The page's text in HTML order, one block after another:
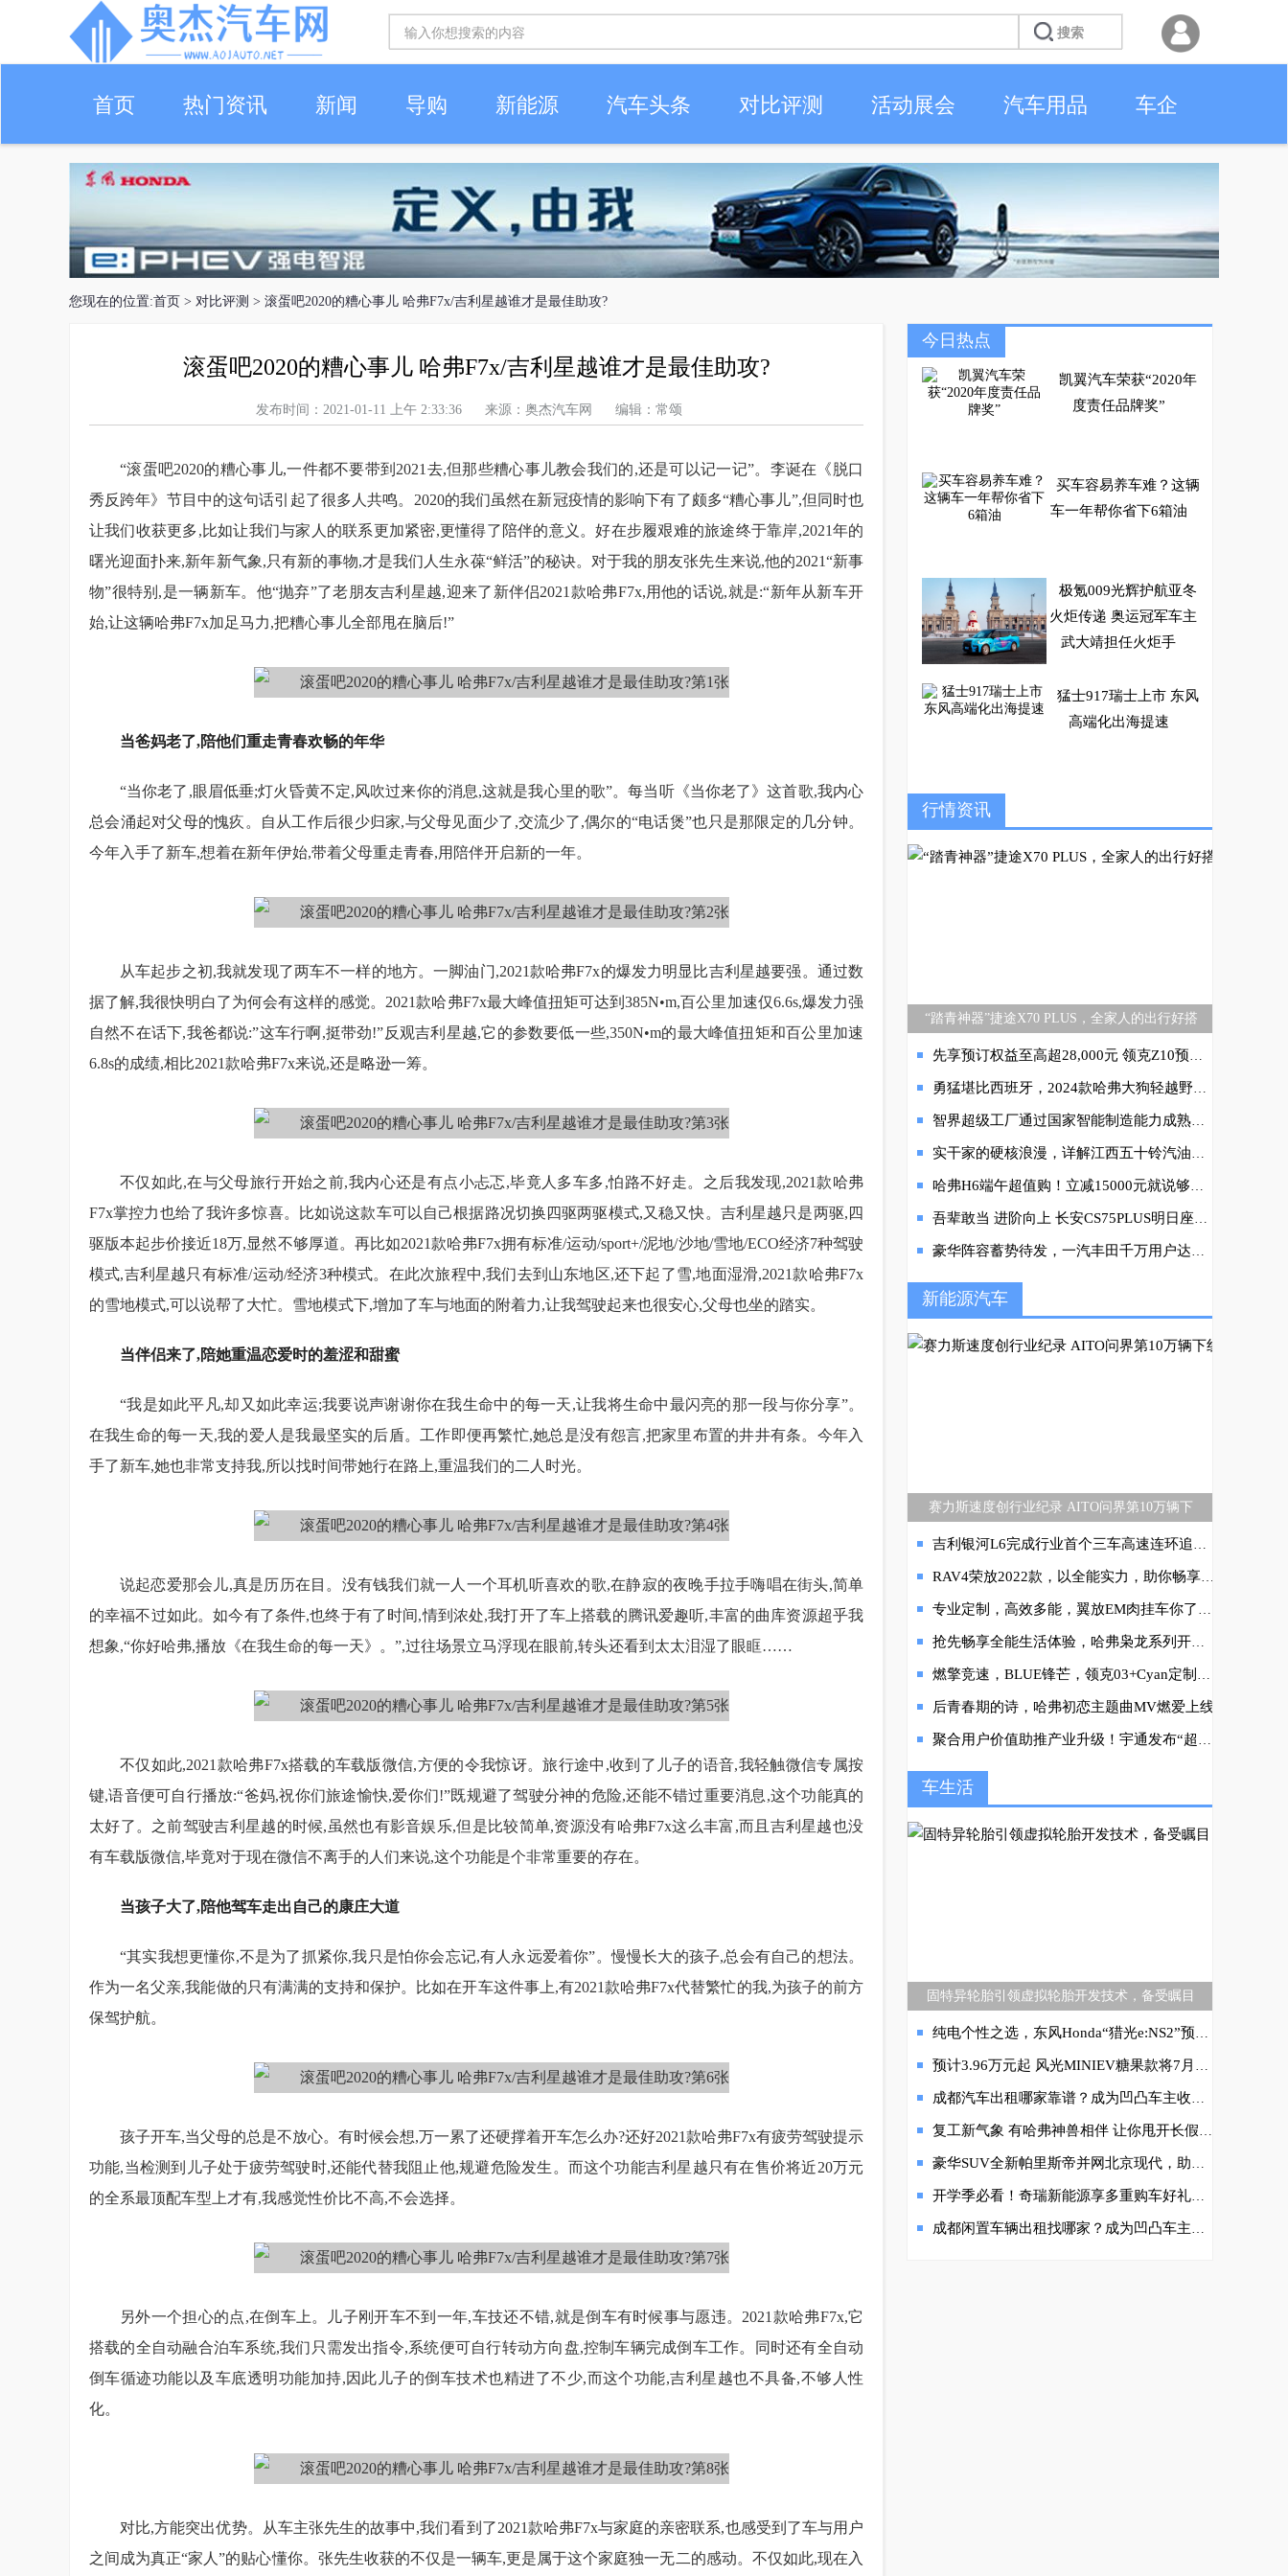
首页 热门资讯 新闻 导购 新能源 汽车头条 对比评测 活动展会 汽车用品 车企
您现在的位置:首页 > 对比评测 > 滚蛋吧2020的糟心事儿 哈弗F7x/吉利星越谁才是最佳助攻?
滚蛋吧2020的糟心事儿 哈弗F7x/吉利星越谁才是最佳助攻?
发布时间：2021-01-11 上午 2:33:36 来源：奥杰汽车网 编辑：常颂
“滚蛋吧2020的糟心事儿,一件都不要带到2021去,但那些糟心事儿教会我们的,还是可以记一记”。李诞在《脱口
秀反跨年》节目中的这句话引起了很多人共鸣。2020的我们虽然在新冠疫情的影响下有了颇多“糟心事儿”,但同时也
让我们收获更多,比如让我们与家人的联系更加紧密,更懂得了陪伴的意义。好在步履艰难的旅途终于靠岸,2021年的
曙光迎面扑来,新年新气象,只有新的事物,才是我们人生永葆“鲜活”的秘诀。对于我的朋友张先生来说,他的2021“新事
物”很特别,是一辆新车。他“抛弃”了老朋友吉利星越,迎来了新伴侣2021款哈弗F7x,用他的话说,就是:“新年从新车开
始,让这辆哈弗F7x加足马力,把糟心事儿全部甩在脑后!”
当爸妈老了,陪他们重走青春欢畅的年华
“当你老了,眼眉低垂;灯火昏黄不定,风吹过来你的消息,这就是我心里的歌”。每当听《当你老了》这首歌,我内心
总会涌起对父母的愧疚。自从工作后很少归家,与父母见面少了,交流少了,偶尔的“电话煲”也只是那限定的几分钟。
今年入手了新车,想着在新年伊始,带着父母重走青春,用陪伴开启新的一年。
从车起步之初,我就发现了两车不一样的地方。一脚油门,2021款哈弗F7x的爆发力明显比吉利星越要强。通过数
据了解,我很快明白了为何会有这样的感觉。2021款哈弗F7x最大峰值扭矩可达到385N•m,百公里加速仅6.6s,爆发力强
自然不在话下,我爸都说:”这车行啊,挺带劲!”反观吉利星越,它的参数要低一些,350N•m的最大峰值扭矩和百公里加速
6.8s的成绩,相比2021款哈弗F7x来说,还是略逊一筹。
不仅如此,在与父母旅行开始之前,我内心还是有点小忐忑,毕竟人多车多,怕路不好走。之后我发现,2021款哈弗
F7x掌控力也给了我许多惊喜。比如说这款车可以自己根据路况切换四驱两驱模式,又稳又快。吉利星越只是两驱,四
驱版本起步价接近18万,显然不够厚道。再比如2021款哈弗F7x拥有标准/运动/sport+/泥地/沙地/雪地/ECO经济7种驾驶
模式,吉利星越只有标准/运动/经济3种模式。在此次旅程中,我们去到山东地区,还下起了雪,地面湿滑,2021款哈弗F7x
的雪地模式,可以说帮了大忙。雪地模式下,增加了车与地面的附着力,让我驾驶起来也很安心,父母也坐的踏实。
当伴侣来了,陪她重温恋爱时的羞涩和甜蜜
“我是如此平凡,却又如此幸运;我要说声谢谢你在我生命中的每一天,让我将生命中最闪亮的那一段与你分享”。
在我生命的每一天,我的爱人是我最坚实的后盾。工作即便再繁忙,她总是没有怨言,把家里布置的井井有条。今年入
手了新车,她也非常支持我,所以找时间带她行在路上,重温我们的二人时光。
说起恋爱那会儿,真是历历在目。没有钱我们就一人一个耳机听喜欢的歌,在静寂的夜晚手拉手嗨唱在街头,简单
的幸福不过如此。如今有了条件,也终于有了时间,情到浓处,我打开了车上搭载的腾讯爱趣听,丰富的曲库资源超乎我
想象,“你好哈弗,播放《在我生命的每一天》。”,过往场景立马浮现在眼前,转头还看到太太泪湿了眼眶……
不仅如此,2021款哈弗F7x搭载的车载版微信,方便的令我惊讶。旅行途中,收到了儿子的语音,我轻触微信专属按
键,语音便可自行播放:“爸妈,祝你们旅途愉快,爱你们!”既规避了驾驶分神的危险,还能不错过重要消息,这个功能真的
太好了。之前驾驶吉利星越的时候,虽然也有影音娱乐,但是比较简单,资源没有哈弗F7x这么丰富,而且吉利星越也没
有车载版微信,毕竟对于现在微信不离手的人们来说,这个功能是个非常重要的存在。
当孩子大了,陪他驾车走出自己的康庄大道
“其实我想更懂你,不是为了抓紧你,我只是怕你会忘记,有人永远爱着你”。慢慢长大的孩子,总会有自己的想法。
作为一名父亲,我能做的只有满满的支持和保护。比如在开车这件事上,有2021款哈弗F7x代替繁忙的我,为孩子的前方
保驾护航。
孩子开车,当父母的总是不放心。有时候会想,万一累了还硬撑着开车怎么办?还好2021款哈弗F7x有疲劳驾驶提示
功能,当检测到儿子处于疲劳驾驶时,还能代替我阻止他,规避危险发生。而这个功能吉利星越只有在售价将近20万元
的全系最顶配车型上才有,我感觉性价比不高,不会选择。
另外一个担心的点,在倒车上。儿子刚开车不到一年,车技还不错,就是倒车有时候事与愿违。2021款哈弗F7x,它
搭载的全自动融合泊车系统,我们只需发出指令,系统便可自行转动方向盘,控制车辆完成倒车工作。同时还有全自动
倒车循迹功能以及车底透明功能加持,因此儿子的倒车技术也精进了不少,而这个功能,吉利星越也不具备,不够人性
化。
对比,方能突出优势。从车主张先生的故事中,我们看到了2021款哈弗F7x与家庭的亲密联系,也感受到了车与用户
之间成为真正“家人”的贴心懂你。张先生收获的不仅是一辆车,更是属于这个家庭独一无二的感动。不仅如此,现在入
今日热点
凯翼汽车荣获“2020年
度责任品牌奖”
买车容易养车难？这辆
车一年帮你省下6箱油
极氪009光辉护航亚冬
火炬传递 奥运冠军车主
武大靖担任火炬手
猛士917瑞士上市 东风
高端化出海提速
三合一高效科技驱动 奇
瑞无界Pro驾驭随心
行情资讯
“踏青神器”捷途X70 PLUS，全家人的出行好搭
先享预订权益至高超28,000元 领克Z10预订开启
勇猛堪比西班牙，2024款哈弗大狗轻越野赛道永远的王！
智界超级工厂通过国家智能制造能力成熟度四级认证，树立智能制造新标杆
实干家的硬核浪漫，详解江西五十铃汽油版铃拓
哈弗H6端午超值购！立减15000元就说够不够！
吾辈敢当 进阶向上 长安CS75PLUS明日座驾线上音乐会唱响一夏
豪华阵容蓄势待发，一汽丰田千万用户达成盛典大幕将启
新能源汽车
赛力斯速度创行业纪录 AITO问界第10万辆下
吉利银河L6完成行业首个三车高速连环追尾“魔鬼碰”试验
RAV4荣放2022款，以全能实力，助你畅享人生征途
专业定制，高效多能，翼放EM肉挂车你了解多少？
抢先畅享全能生活体验，哈弗枭龙系列开启预订
燃擎竞速，BLUE锋芒，领克03+Cyan定制版冠军品质制霸赛场
后青春期的诗，哈弗初恋主题曲MV燃爱上线
聚合用户价值助推产业升级！宇通发布“超基因价值链”
车生活
固特异轮胎引领虚拟轮胎开发技术，备受瞩目
纯电个性之选，东风Honda“猎光e:NS2”预售惊爆价15.98万起！
预计3.96万元起 风光MINIEV糖果款将7月中旬上市
成都汽车出租哪家靠谱？成为凹凸车主收益高
复工新气象 有哈弗神兽相伴 让你甩开长假综合征
豪华SUV全新帕里斯帝并网北京现代，助力品牌价值再升级
开学季必看！奇瑞新能源享多重购车好礼治愈有“方”
成都闲置车辆出租找哪家？成为凹凸车主养车无忧